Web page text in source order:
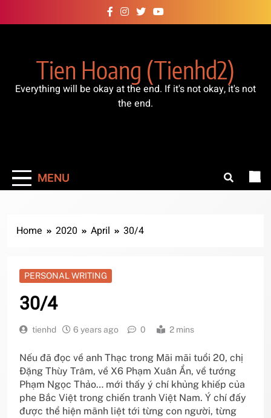
to
Tien Hoang (tienhd2)
Everything will be okay at the end. If it's not okay, it's not
the end.
MENU
Home 2020 April 30/4
PERSONAL WRITING
30/4
tienhd 6 years ago 0 2 mins
Nếu đã đọc về anh Thạc trong Mãi mãi tuổi 20, chị
Đặng Thùy Trâm, về X6 Phạm Xuân Ẩn, về tướng
Phạm Ngọc Thảo… mới thấy ý chí khủng khiếp của
phe Bắc Việt trong chiến tranh Việt Nam. Ý chí đấy
được thể hiện mãnh liệt tới từng con người, từng